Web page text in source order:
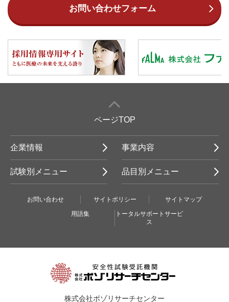
お問い合わせフォーム
ページTOP
企業情報 事業内容
試験別メニュー 品目別メニュー
お問い合わせ サイトポリシー
サイトマップ
用語集
トータルサポートサービ
ス
株式会社ボゾリサーチセンター